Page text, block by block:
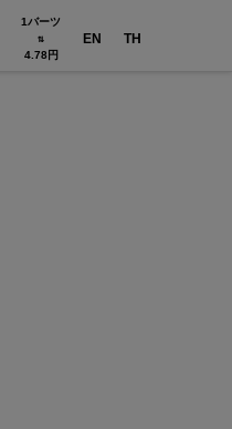
1バーツ
⇅
4.78円
EN TH